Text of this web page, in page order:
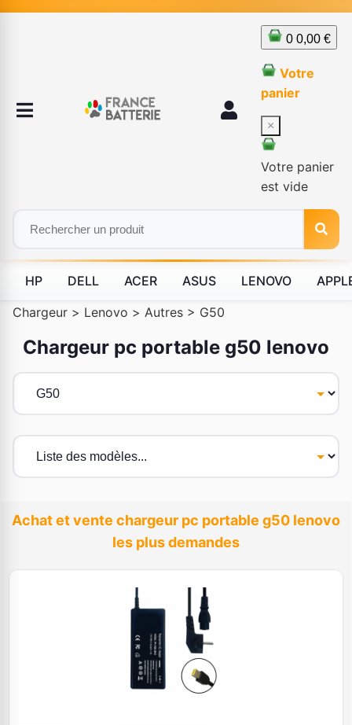
0 0,00 €
Votre
panier
×
Votre panier
est vide
HP DELL ACER ASUS LENOVO
Chargeur > Lenovo > Autres > G50
Chargeur pc portable g50 lenovo
Achat et vente chargeur pc portable g50 lenovo
les plus demandes